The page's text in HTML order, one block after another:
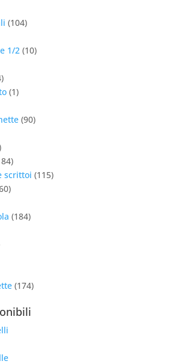
(104)
1/2 (10)
(1)
(90)
scrittoi (115)
(184)
(174)